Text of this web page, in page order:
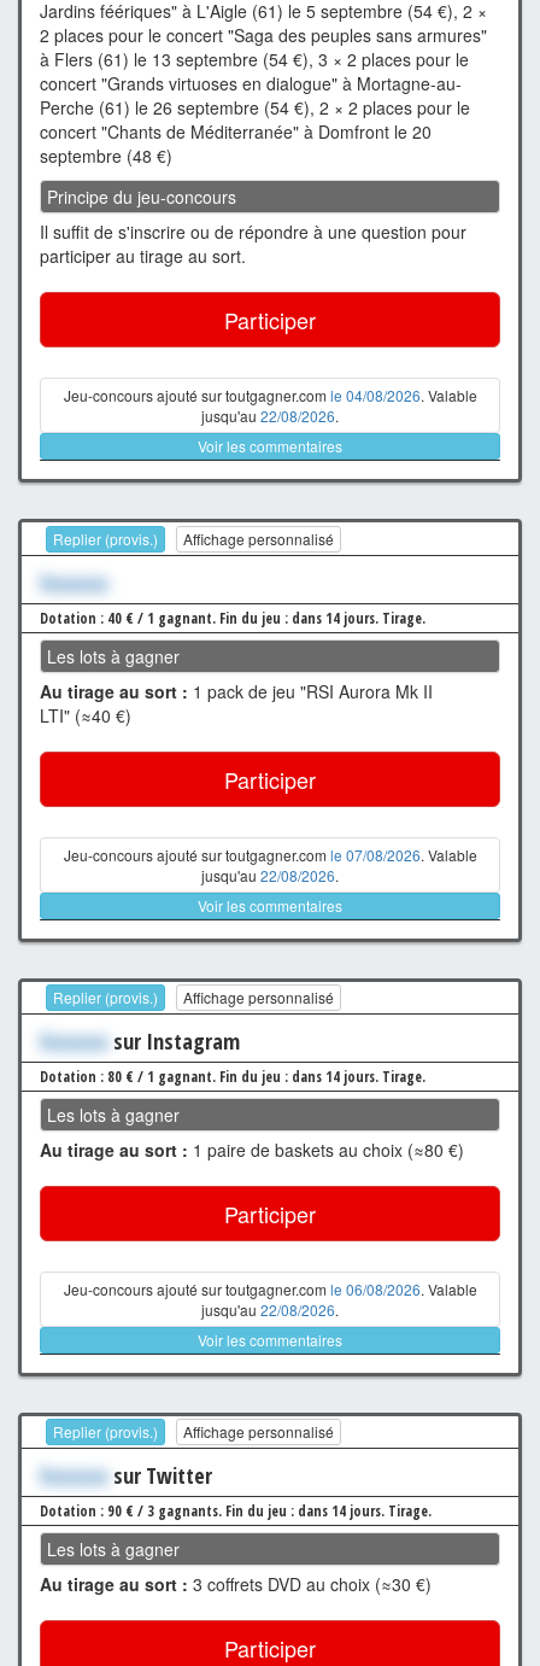
Jardins féériques" à L'Aigle (61) le 5 septembre (54 €), 2 ×
2 places pour le concert "Saga des peuples sans armures"
à Flers (61) le 13 septembre (54 €), 3 × 2 places pour le
concert "Grands virtuoses en dialogue" à Mortagne-au-
Perche (61) le 26 septembre (54 €), 2 × 2 places pour le
concert "Chants de Méditerranée" à Domfront le 20
septembre (48 €)
Principe du jeu-concours
Il suffit de s'inscrire ou de répondre à une question pour
participer au tirage au sort.
Participer
Jeu-concours ajouté sur toutgagner.com le 04/08/2026. Valable
jusqu'au 22/08/2026.
Voir les commentaires
Replier (provis.) Affichage personnalisé
Xxxxxxx
Dotation : 40 € / 1 gagnant. Fin du jeu : dans 14 jours. Tirage.
Les lots à gagner
Au tirage au sort : 1 pack de jeu "RSI Aurora Mk II
LTI" (≈40 €)
Participer
Jeu-concours ajouté sur toutgagner.com le 07/08/2026. Valable
jusqu'au 22/08/2026.
Voir les commentaires
Replier (provis.) Affichage personnalisé
Xxxxxxx sur Instagram
Dotation : 80 € / 1 gagnant. Fin du jeu : dans 14 jours. Tirage.
Les lots à gagner
Au tirage au sort : 1 paire de baskets au choix (≈80 €)
Participer
Jeu-concours ajouté sur toutgagner.com le 06/08/2026. Valable
jusqu'au 22/08/2026.
Voir les commentaires
Replier (provis.) Affichage personnalisé
Xxxxxxx sur Twitter
Dotation : 90 € / 3 gagnants. Fin du jeu : dans 14 jours. Tirage.
Les lots à gagner
Au tirage au sort : 3 coffrets DVD au choix (≈30 €)
Participer